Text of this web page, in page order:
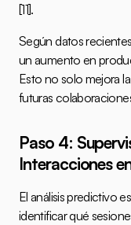
[11].
Según datos
un aumento en
Esto no solo mejora
futuras
Paso 4:
Interacciones
El análisis predictivo
identificar qué